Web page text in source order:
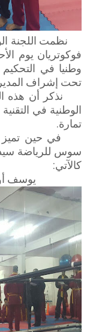
نظمت اللجنة
تحت إشراف
نذكر أن هذه
تمارة.
في حين تميز
سوس للرياضة
كالآتي:
يوسف